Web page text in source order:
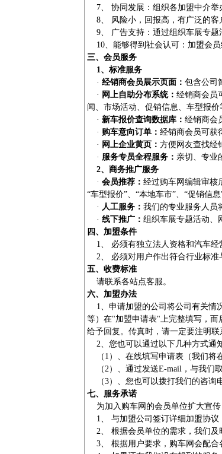
7、 协同发展：组织各加盟中介举
8、 风险小，回报高，有广泛的客
9、 广告支持：通过组织车展专题
10、能够得到社会认可：加盟会员
三、会员服务
1、标准服务
· 经销商会员展示页面： 包含公司
· 网上自助分布系统： 经销商会员
闻、市场活动、促销信息、车型报价
· 新车报价查询数据库： 经销商会
· 购车意向订单： 经销商会员可获
· 网上企业黄页： 方便网友查找经
· 服务专员全程服务： 亲切、专业
2、商务推广服务
· 会员推荐： 经过购车网编辑审核
“车型报价”、“本地车市”、“促销信息
· 人工服务： 我们的专业服务人员
· 线下推广： 组织车展专题活动、
四、加盟条件
1、 必须有独立法人资格和汽车经
2、 必须对用户作出符合行业标准
五、收费标准
请联系各站点客服。
六、加盟办法
1、申请加盟的公司将公司有关情
等）在"加盟申请表"上完整填写，而
给予回复。传真时，请一定要注明
2、您也可以通过以下几种方式通
（1）、在线填写申请表（我们将
（2）、通过发送E-mail，与我们取
（3）、您也可以拨打我们的咨询
七、服务承诺
为加入购车网的会员单位扩大宣传
1、 与加盟公司签订详细加盟协议
2、 根据会员单位的需求，我们及
3、 根据用户要求，购车网会配合